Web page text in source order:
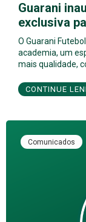
Guarani
exclusiva
O Guarani
academia, um
mais qualidade,
CONTINUE
Comunicados